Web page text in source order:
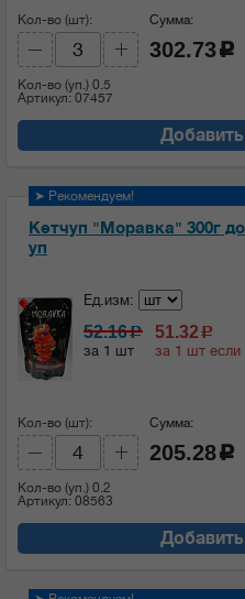
Кол-во (шт):
Кол-во (уп.) 0.5
Артикул: 07457
Сумма:
302.73 c
➤ Рекомендуем!
Кетчуп "Моравка" 300г
уп
Ед.изм:
52.16c
за 1 шт
51.32 c
за 1 шт если
Кол-во (шт):
Кол-во (уп.) 0.2
Артикул: 08563
Сумма:
205.28 c